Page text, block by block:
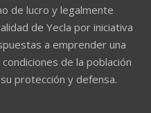
de lucro y legalmente
de Yecla por iniciativa
a emprender una
de la población
protección y defensa.